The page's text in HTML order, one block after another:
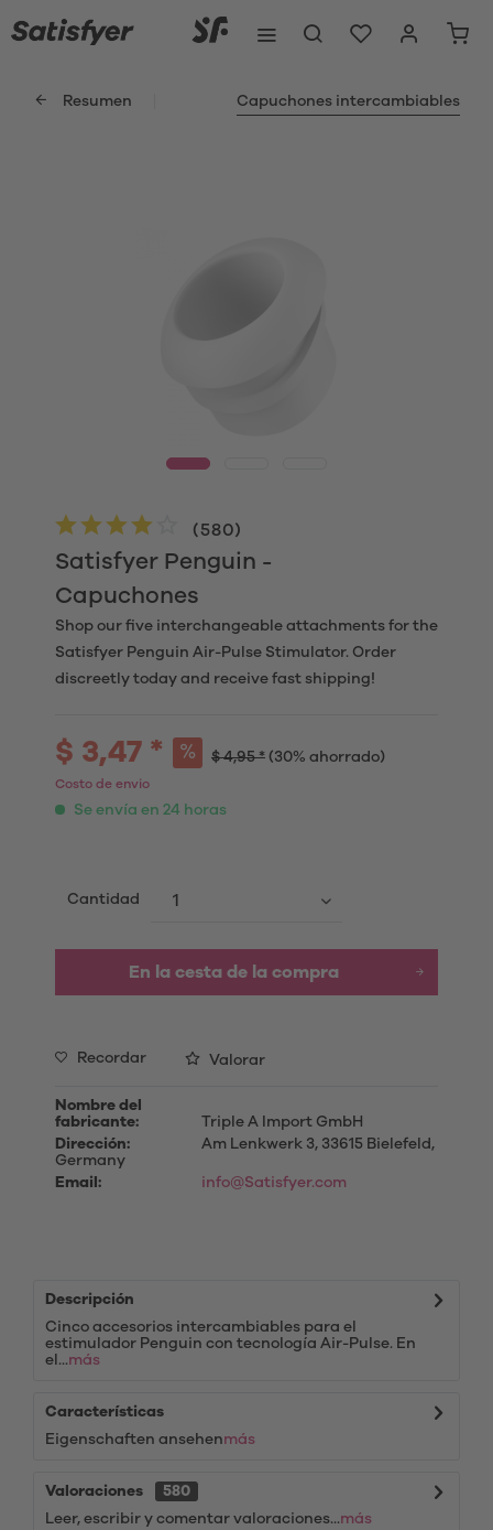
Resumen Capuchones intercambiables
Satisfyer Penguin -
Capuchones
(580)
Shop our five interchangeable attachments for the
Satisfyer Penguin Air-Pulse Stimulator. Order
discreetly today and receive fast shipping!
$ 3,47 * $ 4,95 * (30% ahorrado)
Costo de envio
Se envía en 24 horas
Cantidad
En la cesta de la compra
Recordar Valorar
Nombre del
fabricante:
Triple A Import GmbH
Dirección:
Am Lenkwerk 3, 33615 Bielefeld,
Germany
Email:
info@Satisfyer.com
Descripción
Cinco accesorios intercambiables para el
estimulador Penguin con tecnología Air-Pulse. En
el...más
Características
Eigenschaften ansehenmás
Valoraciones
580
Leer, escribir y comentar valoraciones...más